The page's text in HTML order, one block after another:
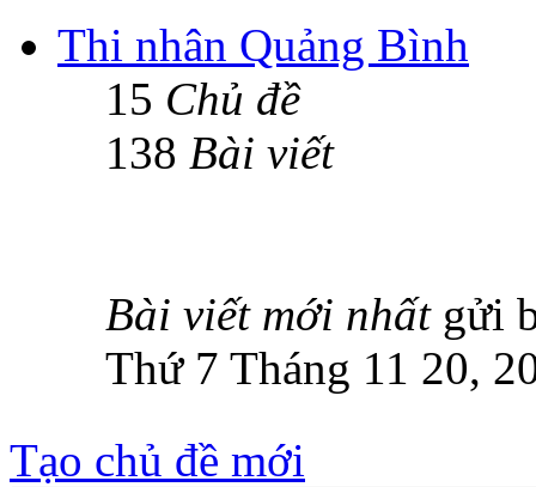
Thi nhân Quảng Bình
15 Chủ đề
138 Bài viết
Bài viết mới nhấtgửi
Thứ 7 Tháng 11 20,
Tạo chủ đề mới